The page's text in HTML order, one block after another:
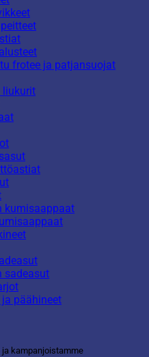
frotee ja patjansuojat
liukurit
kumisaappaat
sadeasut
ja päähineet
kampanjoistamme